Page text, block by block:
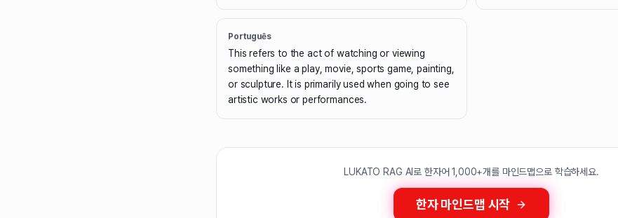
Português
This refers to the act of watching or viewing
something like a play, movie, sports game, painting,
or sculpture. It is primarily used when going to see
artistic works or performances.
LUKATO RAG AI로 한자어 1,000+개를 마인드맵으로 학습하세요.
한자 마인드맵 시작